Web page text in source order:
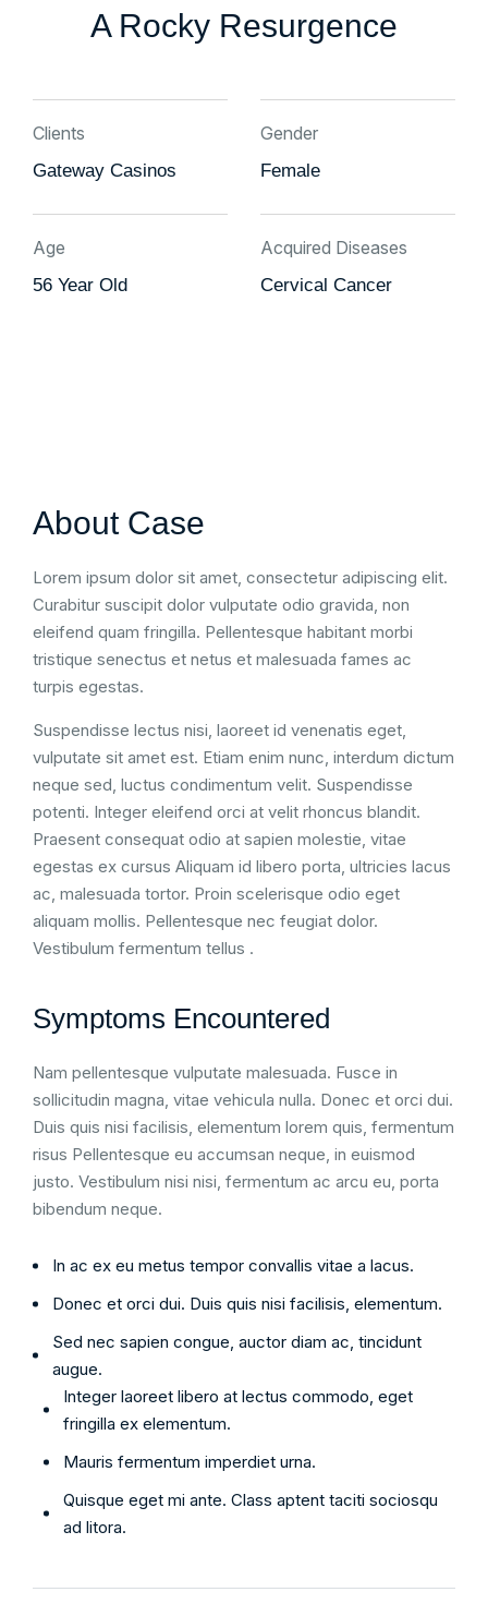
A Rocky Resurgence
Clients
Gateway Casinos
Gender
Female
Age
56 Year Old
Acquired Diseases
Cervical Cancer
About Case
Lorem ipsum dolor sit amet, consectetur adipiscing elit.
Curabitur suscipit dolor vulputate odio gravida, non
eleifend quam fringilla. Pellentesque habitant morbi
tristique senectus et netus et malesuada fames ac
turpis egestas.
Suspendisse lectus nisi, laoreet id venenatis eget,
vulputate sit amet est. Etiam enim nunc, interdum dictum
neque sed, luctus condimentum velit. Suspendisse
potenti. Integer eleifend orci at velit rhoncus blandit.
Praesent consequat odio at sapien molestie, vitae
egestas ex cursus Aliquam id libero porta, ultricies lacus
ac, malesuada tortor. Proin scelerisque odio eget
aliquam mollis. Pellentesque nec feugiat dolor.
Vestibulum fermentum tellus .
Symptoms Encountered
Nam pellentesque vulputate malesuada. Fusce in
sollicitudin magna, vitae vehicula nulla. Donec et orci dui.
Duis quis nisi facilisis, elementum lorem quis, fermentum
risus Pellentesque eu accumsan neque, in euismod
justo. Vestibulum nisi nisi, fermentum ac arcu eu, porta
bibendum neque.
In ac ex eu metus tempor convallis vitae a lacus.
Donec et orci dui. Duis quis nisi facilisis, elementum.
Sed nec sapien congue, auctor diam ac, tincidunt
augue.
Integer laoreet libero at lectus commodo, eget
fringilla ex elementum.
Mauris fermentum imperdiet urna.
Quisque eget mi ante. Class aptent taciti sociosqu
ad litora.